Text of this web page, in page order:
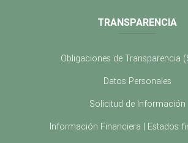
TRANSPARENCIA
Obligaciones de Transparencia
Datos Personales
Solicitud de Información
Información Financiera | Estados